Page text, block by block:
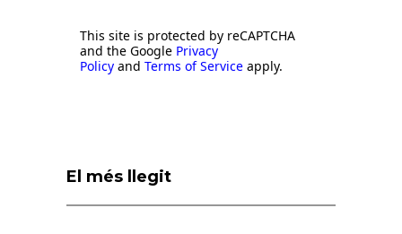
This site is protected by reCAPTCHA
and the Google Privacy
Policy and Terms of Service apply.
El més llegit